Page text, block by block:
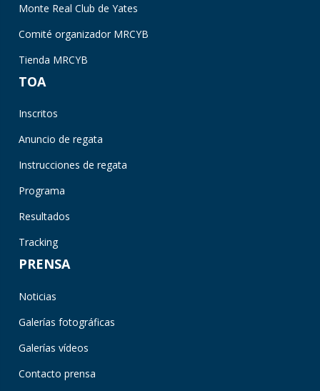
Monte Real Club de Yates
Comité organizador MRCYB
Tienda MRCYB
TOA
Inscritos
Anuncio de regata
Instrucciones de regata
Programa
Resultados
Tracking
PRENSA
Noticias
Galerías fotográficas
Galerías vídeos
Contacto prensa